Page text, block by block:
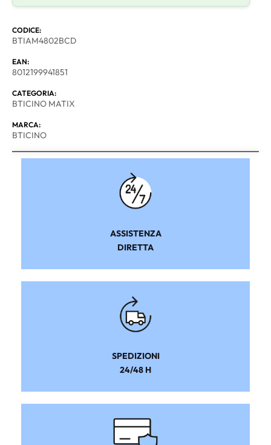
CODICE:
BTIAM4802BCD
EAN:
8012199941851
CATEGORIA:
BTICINO MATIX
MARCA:
BTICINO
ASSISTENZA
DIRETTA
SPEDIZIONI
24/48 H